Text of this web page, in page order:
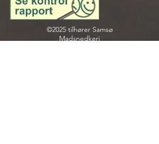
©2025 tilhører Samsø
Madsnedkeri